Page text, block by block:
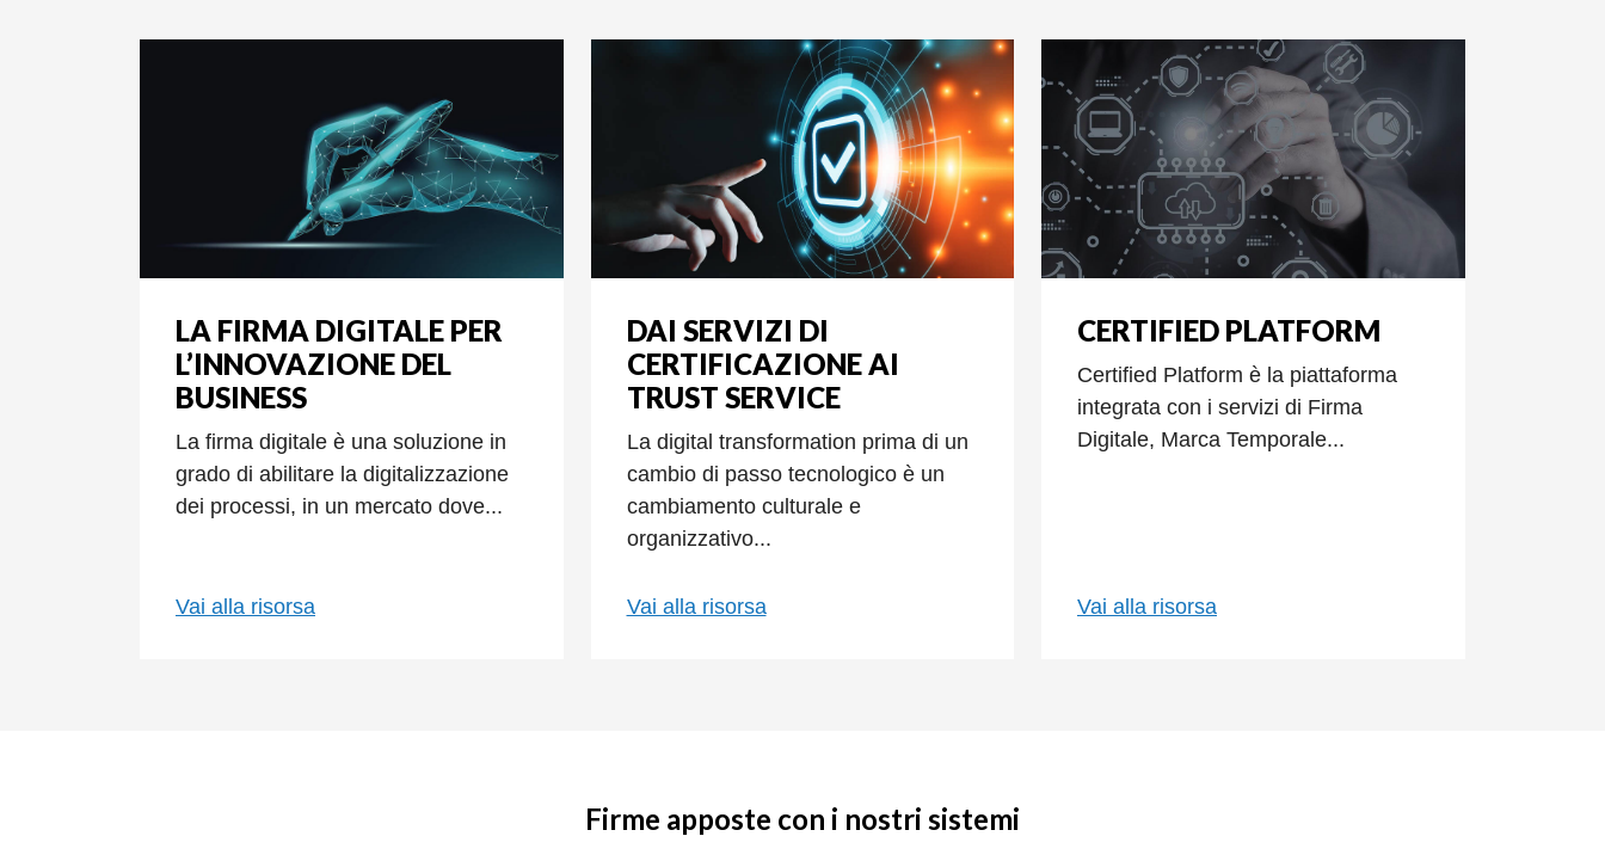
LA FIRMA DIGITALE PER
L’INNOVAZIONE DEL
BUSINESS
La firma digitale è una soluzione in
grado di abilitare la digitalizzazione
dei processi, in un mercato dove...
Vai alla risorsa
DAI SERVIZI DI
CERTIFICAZIONE AI
TRUST SERVICE
La digital transformation prima di un
cambio di passo tecnologico è un
cambiamento culturale e
organizzativo...
Vai alla risorsa
CERTIFIED PLATFORM
Certified Platform è la piattaforma
integrata con i servizi di Firma
Digitale, Marca Temporale...
Vai alla risorsa
Firme apposte con i nostri sistemi